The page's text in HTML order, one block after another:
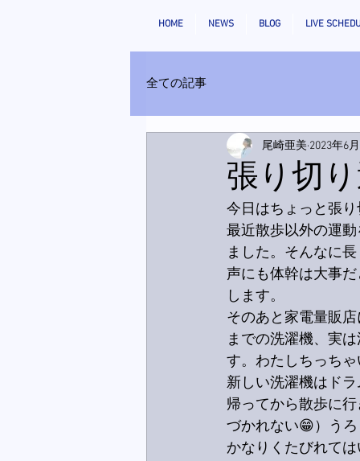
HOME NEWS BLOG LIVE
全ての記事
張り切
尾崎亜美 2023年6
今日はちょっと張
最近散歩以外の運
ました。そんなに
声にも体幹は大事
します。
そのあと家電量販
までの洗濯機、実
す。わたしちっち
新しい洗濯機はド
帰ってから散歩に
づかれない😁）う
かなりくたびれて